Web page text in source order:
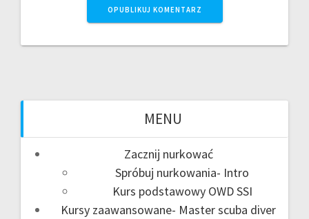
MENU
Zacznij nurkować
Spróbuj nurkowania- Intro
Kurs podstawowy OWD SSI
Kursy zaawansowane- Master scuba diver